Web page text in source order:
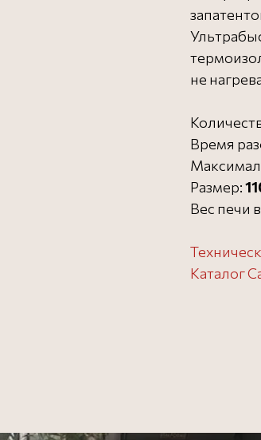
не
Время
Размер:
Вес печи
Каталог